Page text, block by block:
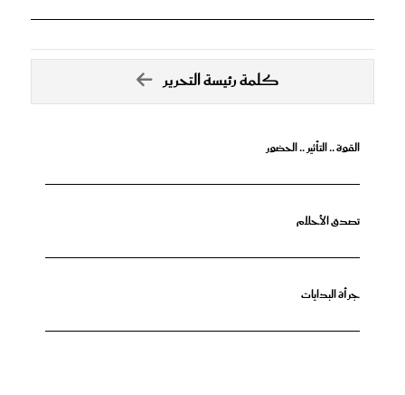
كلمة رئيسة التحرير
القوة .. التأثير .. الحضور
تصدق الأحلام
جرأة البدايات